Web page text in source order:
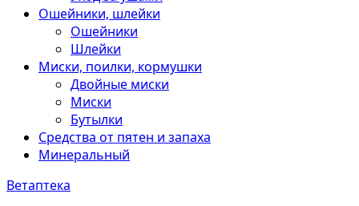
Ошейники, шлейки
Ошейники
Шлейки
Миски, поилки, кормушки
Двойные миски
Миски
Бутылки
Средства от пятен и запаха
Минеральный
Ветаптека